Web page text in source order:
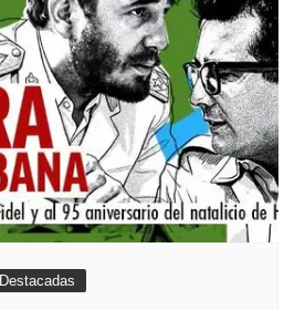
Destacadas